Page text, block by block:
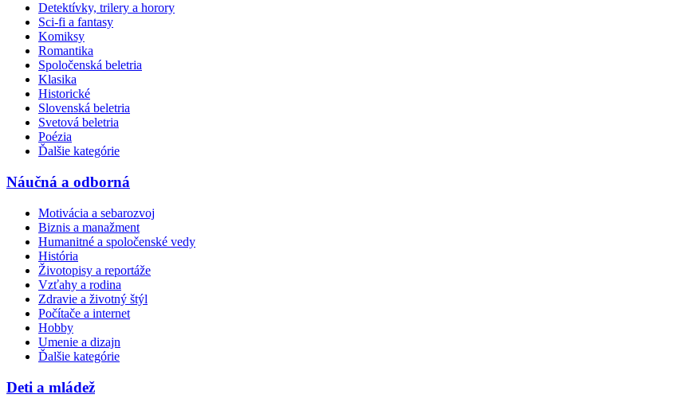
Detektívky, trilery a horory
Sci-fi a fantasy
Komiksy
Romantika
Spoločenská beletria
Klasika
Historické
Slovenská beletria
Svetová beletria
Poézia
Ďalšie kategórie
Náučná a odborná
Motivácia a sebarozvoj
Biznis a manažment
Humanitné a spoločenské vedy
História
Životopisy a reportáže
Vzťahy a rodina
Zdravie a životný štýl
Počítače a internet
Hobby
Umenie a dizajn
Ďalšie kategórie
Deti a mládež